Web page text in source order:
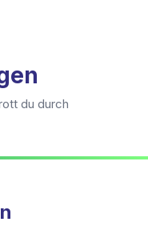
du durch